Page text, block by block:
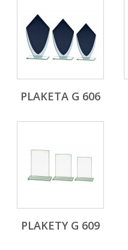
PLAKETA G 606
PLAKETY G 609